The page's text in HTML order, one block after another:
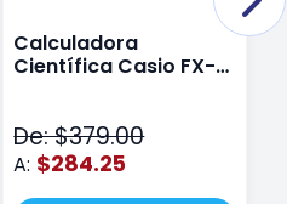
Calculadora
Científica Casio FX-
De: $379.00
A: $284.25